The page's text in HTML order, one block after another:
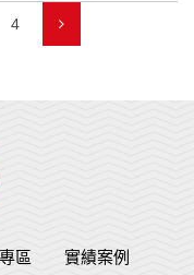
4
區 實績案例